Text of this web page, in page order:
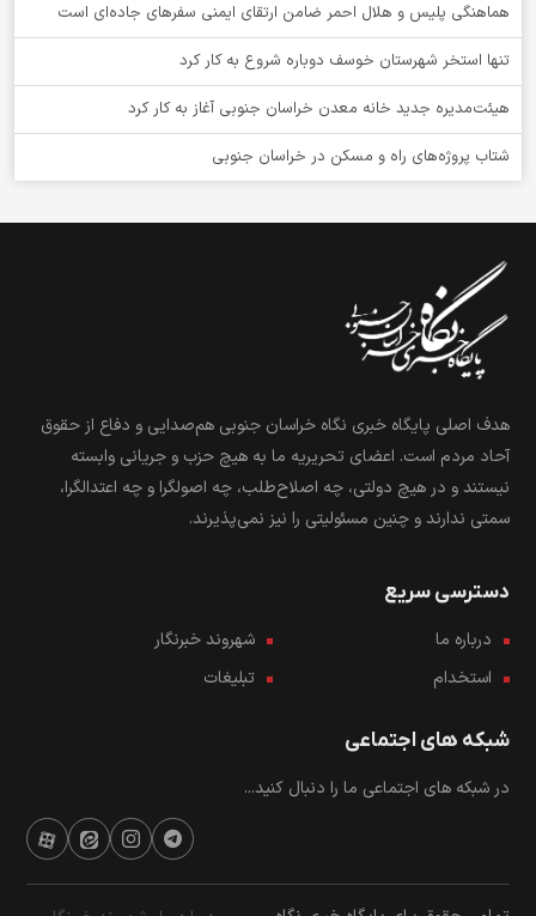
هماهنگی پلیس و هلال احمر ضامن ارتقای ایمنی سفرهای جاده‌ای است
تنها استخر شهرستان خوسف دوباره شروع به کار کرد
هیئت‌مدیره جدید خانه معدن خراسان جنوبی آغاز به کار کرد
شتاب پروژه‌های راه و مسکن در خراسان جنوبی
هدف اصلی پایگاه خبری نگاه خراسان جنوبی هم‌صدایی و دفاع از حقوق
آحاد مردم است. اعضای تحریریه ما به هیچ حزب و جریانی وابسته
نیستند و در هیچ دولتی، چه اصلاح‌طلب، چه اصولگرا و چه اعتدالگرا،
سمتی ندارند و چنین مسئولیتی را نیز نمی‌پذیرند.
دسترسی سریع
درباره ما
شهروند خبرنگار
استخدام
تبلیغات
شبکه های اجتماعی
در شبکه های اجتماعی ما را دنبال کنید...